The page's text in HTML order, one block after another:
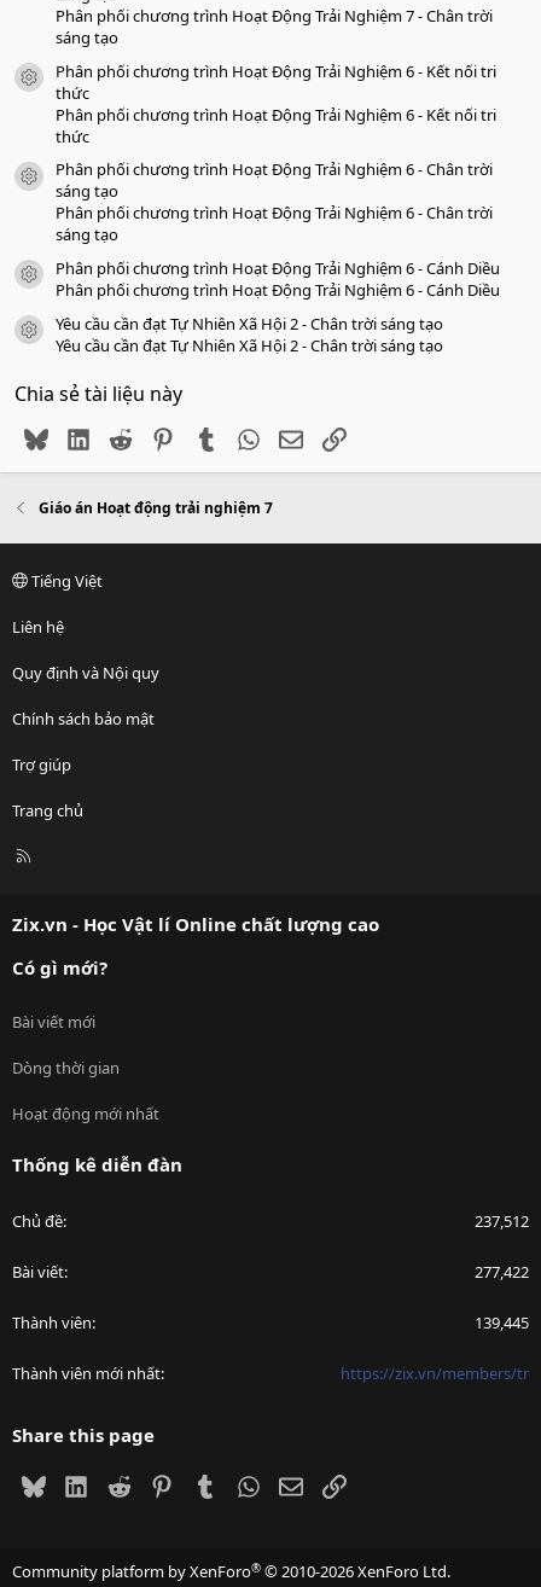
Phân phối chương trình Hoạt Động Trải Nghiệm 7 - Chân trời
sáng tạo
icon tài liệu
Phân phối chương trình Hoạt Động Trải Nghiệm 6 - Kết nối tri
thức
Phân phối chương trình Hoạt Động Trải Nghiệm 6 - Kết nối tri
thức
icon tài liệu
Phân phối chương trình Hoạt Động Trải Nghiệm 6 - Chân trời
sáng tạo
Phân phối chương trình Hoạt Động Trải Nghiệm 6 - Chân trời
sáng tạo
icon tài liệu
Phân phối chương trình Hoạt Động Trải Nghiệm 6 - Cánh Diều
Phân phối chương trình Hoạt Động Trải Nghiệm 6 - Cánh Diều
icon tài liệu
Yêu cầu cần đạt Tự Nhiên Xã Hội 2 - Chân trời sáng tạo
Yêu cầu cần đạt Tự Nhiên Xã Hội 2 - Chân trời sáng tạo
Chia sẻ tài liệu này
BlueskyLinkedIn
Reddit PinterestTumblr WhatsApp
EmailLink
Giáo án Hoạt động trải nghiệm 7
Tiếng Việt
Liên hệ
Quy định và Nội quy
Chính sách bảo mật
Trợ giúp
Trang chủ
R
Zix.vn - Học Vật lí Online chất lượng cao
Có gì mới?
Bài viết mới
Dòng thời gian
Hoạt động mới nhất
Thống kê diễn đàn
Chủ đề 237,512
Bài viết 277,422
Thành viên 139,445
Thành viên mới nhất https://zix.vn/members/tr
Share this page
BlueskyLinkedIn
Reddit PinterestTumblrWhatsApp
EmailLink
Community platform by XenForo® © 2010-2026 XenForo Ltd.